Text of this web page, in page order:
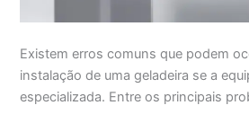
Existem erros comuns que podem
instalação de uma geladeira se a
especializada. Entre os principais